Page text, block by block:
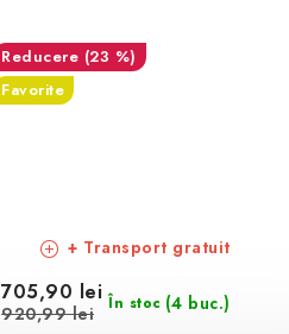
(23 %)
Favorite
+ Transport gratuit
În stoc (4 buc.)
705,90 lei
920,99 lei